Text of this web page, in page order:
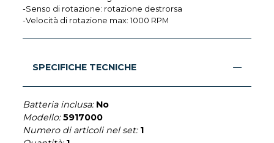
-Senso di rotazione: rotazione destrorsa
-Velocità di rotazione max: 1000 RPM
SPECIFICHE TECNICHE
Batteria inclusa: No
Modello: 5917000
Numero di articoli nel set: 1